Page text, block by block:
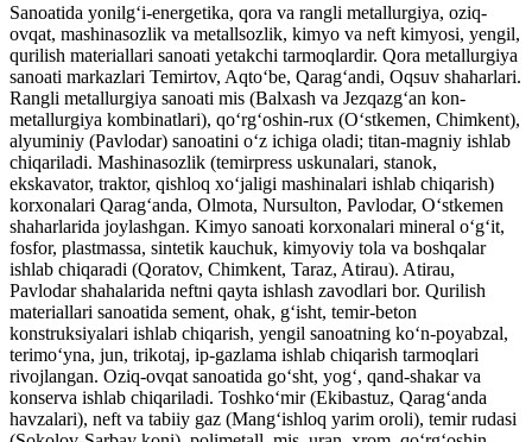
Sanoatida yonilgʻi-energetika, qora va rangli metallurgiya, oziq-
ovqat, mashinasozlik va metallsozlik, kimyo va neft kimyosi, yengil,
qurilish materiallari sanoati yetakchi tarmoqlardir. Qora metallurgiya
sanoati markazlari Temirtov, Aqtoʻbe, Qaragʻandi, Oqsuv shaharlari.
Rangli metallurgiya sanoati mis (Balxash va Jezqazgʻan kon-
metallurgiya kombinatlari), qoʻrgʻoshin-rux (Oʻstkemen, Chimkent),
alyuminiy (Pavlodar) sanoatini oʻz ichiga oladi; titan-magniy ishlab
chiqariladi. Mashinasozlik (temirpress uskunalari, stanok,
ekskavator, traktor, qishloq xoʻjaligi mashinalari ishlab chiqarish)
korxonalari Qaragʻanda, Olmota, Nursulton, Pavlodar, Oʻstkemen
shaharlarida joylashgan. Kimyo sanoati korxonalari mineral oʻgʻit,
fosfor, plastmassa, sintetik kauchuk, kimyoviy tola va boshqalar
ishlab chiqaradi (Qoratov, Chimkent, Taraz, Atirau). Atirau,
Pavlodar shahalarida neftni qayta ishlash zavodlari bor. Qurilish
materiallari sanoatida sement, ohak, gʻisht, temir-beton
konstruksiyalari ishlab chiqarish, yengil sanoatning koʻn-poyabzal,
terimoʻyna, jun, trikotaj, ip-gazlama ishlab chiqarish tarmoqlari
rivojlangan. Oziq-ovqat sanoatida goʻsht, yogʻ, qand-shakar va
konserva ishlab chiqariladi. Toshkoʻmir (Ekibastuz, Qaragʻanda
havzalari), neft va tabiiy gaz (Mangʻishloq yarim oroli), temir rudasi